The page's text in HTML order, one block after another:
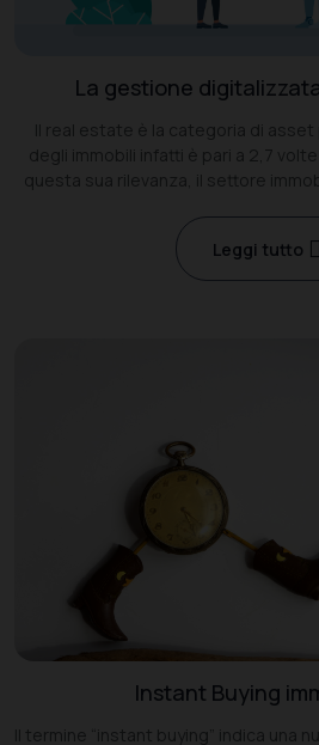
La gestione
Il real estate è la categoria di
degli immobili infatti è pari a 2,7 volte
questa sua rilevanza, il settore
Leggi tutto
Instant Buying
Il termine “instant buying” indica una